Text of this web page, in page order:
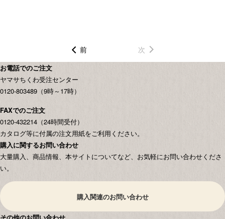
前 次
お電話でのご注文
ヤマサちくわ受注センター
0120-803489（9時～17時）
FAXでのご注文
0120-432214（24時間受付）
カタログ等に付属の注文用紙をご利用ください。
購入に関するお問い合わせ
大量購入、商品情報、本サイトについてなど、お気軽にお問い合わせくださ
い。
購入関連のお問い合わせ